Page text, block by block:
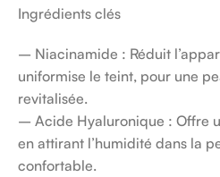
Ingrédients clés
– Niacinamide : Réduit
uniformise le teint, pour une
revitalisée.
– Acide Hyaluronique : Offre
en attirant l’humidité dans la
confortable.